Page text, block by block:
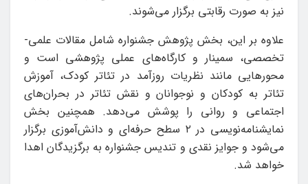
نیز به صورت رقابتی برگزار می‌شوند.
علاوه بر این، بخش پژوهش جشنواره شامل مقالات علمی-
تخصصی، سمینار و کارگاه‌های عملی پژوهشی است و
محورهایی مانند نظریات روزآمد در تئاتر کودک، آموزش
تئاتر به کودکان و نوجوانان و نقش تئاتر در بحران‌های
اجتماعی و روانی را پوشش می‌دهد. همچنین بخش
نمایشنامه‌نویسی در ۲ سطح حرفه‌ای و دانش‌آموزی برگزار
می‌شود و جوایز نقدی و تندیس جشنواره به برگزیدگان اهدا
خواهد شد.